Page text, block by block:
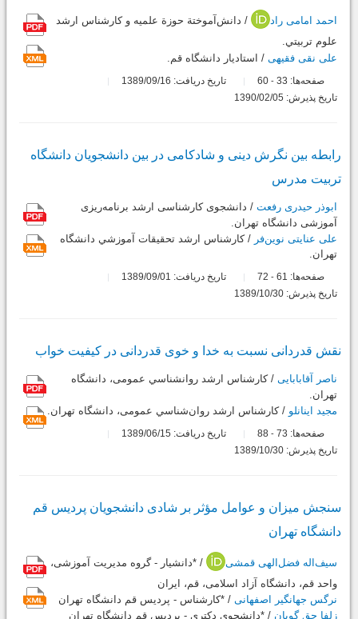
احمد امامی راد
/ دانش‌آموختة حوزة علميه و کارشناس ارشد
علوم تربيتي.
علی نقی فقیهی / استاديار دانشگاه قم.
صفحه‌ها: 33
-
تاریخ دریافت: 1389/09/16
تاریخ پذیرش: 1390/02/05
رابطه بین نگرش دینی و شادکامی در بین دانشجویان دانشگاه
تربیت مدرس
ابوذر حیدری رفعت / دانشجوی کارشناسی ارشد برنامه‌ریزی
آموزشی دانشگاه تهران.
علی عنایتی نوین‌فر / کارشناس ارشد تحقيقات آموزشي دانشگاه
تهران.
صفحه‌ها: 61
-
تاریخ دریافت: 1389/09/01
تاریخ پذیرش: 1389/10/30
نقش قدردانی نسبت به خدا و خوی قدردانی در کیفیت خواب
ناصر آقابابایی / کارشناس ارشد روانشناسي عمومی، دانشگاه
تهران.
مجید اینانلو / کارشناس ارشد روان‌شناسي عمومی، دانشگاه تهران.
صفحه‌ها: 73
-
تاریخ دریافت: 1389/06/15
تاریخ پذیرش: 1389/10/30
سنجش میزان و عوامل مؤثر بر شادی دانشجویان پردیس قم
دانشگاه تهران
سیف‌اله فضل‌الهی قمشی
/ *دانشیار - گروه مدیریت آموزشی،
واحد قم، دانشگاه آزاد اسلامی، قم، ایران
نرگس جهانگیر اصفهانی / *کارشناس - پردیس قم دانشگاه تهران
زلفا حق گویان / *دانشجوی دکتری - پردیس قم دانشگاه تهران